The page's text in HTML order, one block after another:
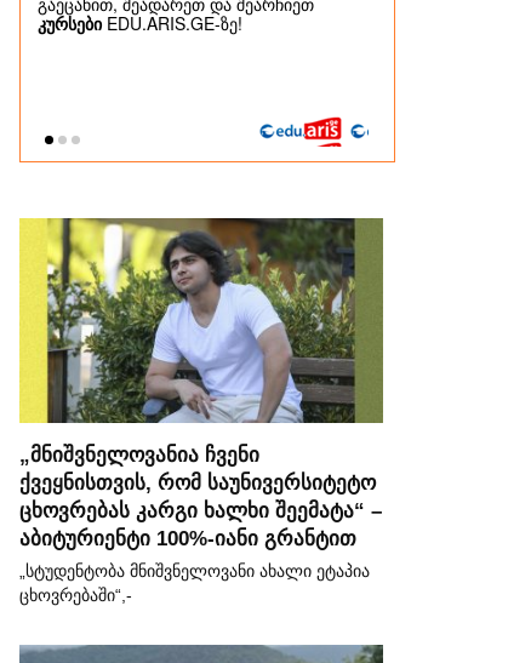
„მნიშვნელოვანია ჩვენი
ქვეყნისთვის, რომ საუნივერსიტეტო
ცხოვრებას კარგი ხალხი შეემატა“ –
აბიტურიენტი 100%-იანი გრანტით
„სტუდენტობა მნიშვნელოვანი ახალი ეტაპია
ცხოვრებაში“,-